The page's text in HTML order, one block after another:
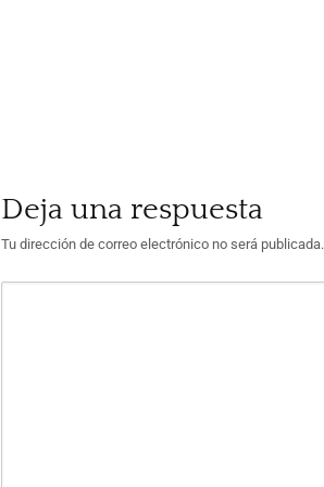
Deja una respuesta
Tu dirección de correo electrónico no será publicada.